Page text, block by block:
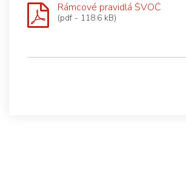
Rámcové pravidlá ŠVOČ
(pdf - 118.6 kB)